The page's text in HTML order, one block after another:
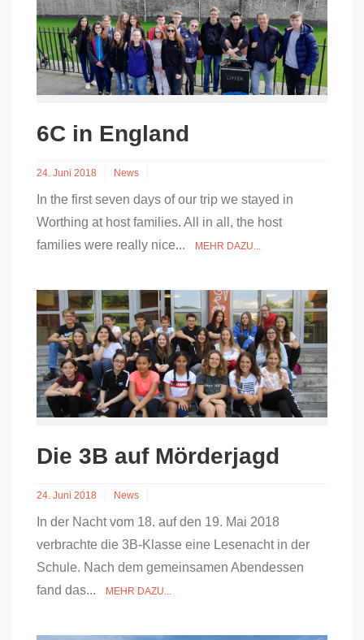
6C in England
24. Juni 2018 News
In the first seven days of our trip we stayed in
Worthing at host families. All in all, the host
families were really nice...
MEHR DAZU...
Die 3B auf Mörderjagd
24. Juni 2018 News
In der Nacht vom 18. auf den 19. Mai 2018
verbrachte die 3B-Klasse eine Lesenacht in der
Schule. Nach dem gemeinsamen Abendessen
fand das...
MEHR DAZU...